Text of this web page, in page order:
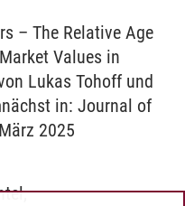
– The Relative Age
Values in
Lukas Tohoff und
in: Journal of
2025